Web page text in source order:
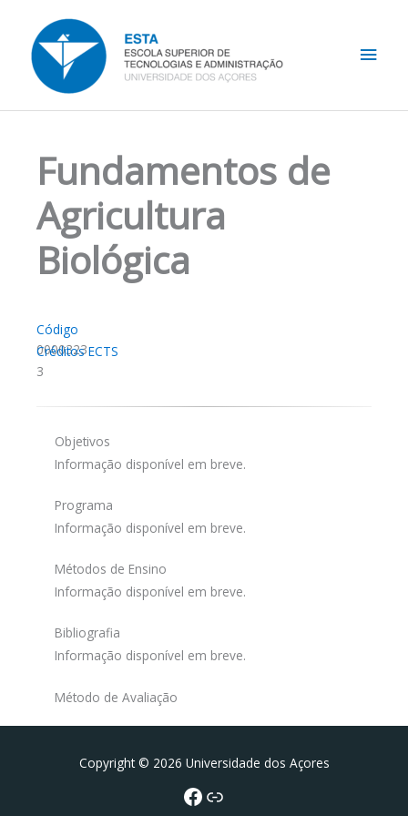
content
Fundamentos de
Agricultura
Biológica
Código
0000323
Créditos ECTS
3
Objetivos
Informação disponível em breve.
Programa
Informação disponível em breve.
Métodos de Ensino
Informação disponível em breve.
Bibliografia
Informação disponível em breve.
Método de Avaliação
Copyright © 2026 Universidade dos Açores
Facebook
Portal da UAc